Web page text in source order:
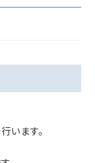
います。